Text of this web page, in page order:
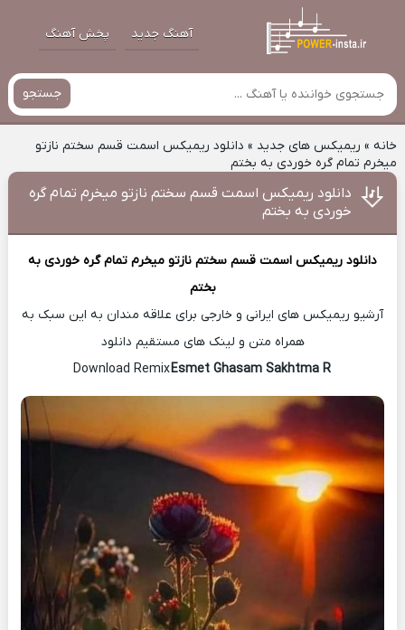
آهنگ جدید پخش آهنگ
جستجو
خانه» ریمیکس های جدید » دانلود ریمیکس اسمت قسم سختم نازتو
میخرم تمام گره خوردی به بختم
دانلود ریمیکس اسمت قسم سختم نازتو میخرم تمام گره
خوردی به بختم
دانلود ریمیکس اسمت قسم سختم نازتو میخرم تمام گره خوردی به
بختم
آرشیو ریمیکس های ایرانی و خارجی برای علاقه مندان به این سبک به
همراه متن و لینک های مستقیم دانلود
Esmet Ghasam Sakhtma R